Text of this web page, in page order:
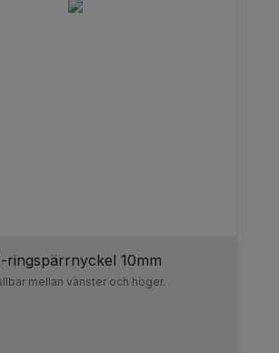
ringspärrnyckel 10mm
mellan vänster och höger.